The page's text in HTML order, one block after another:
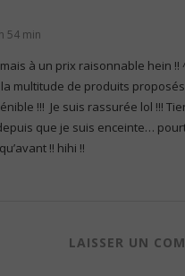
54 min
mais à un prix raisonnable hein
multitude de produits
!!! Je suis rassurée lol !!!
que je suis enceinte…
!! hihi !!
LAISSER UN